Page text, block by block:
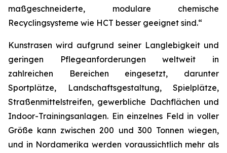
maßgeschneiderte, modulare chemische
Recyclingsysteme wie HCT besser geeignet sind.“
Kunstrasen wird aufgrund seiner Langlebigkeit und
geringen Pflegeanforderungen weltweit in
zahlreichen Bereichen eingesetzt, darunter
Sportplätze, Landschaftsgestaltung, Spielplätze,
Straßenmittelstreifen, gewerbliche Dachflächen und
Indoor-Trainingsanlagen. Ein einzelnes Feld in voller
Größe kann zwischen 200 und 300 Tonnen wiegen,
und in Nordamerika werden voraussichtlich mehr als